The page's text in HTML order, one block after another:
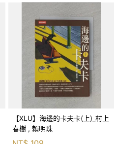
【XLU】海邊的卡夫卡(上)_村上
春樹 , 賴明珠